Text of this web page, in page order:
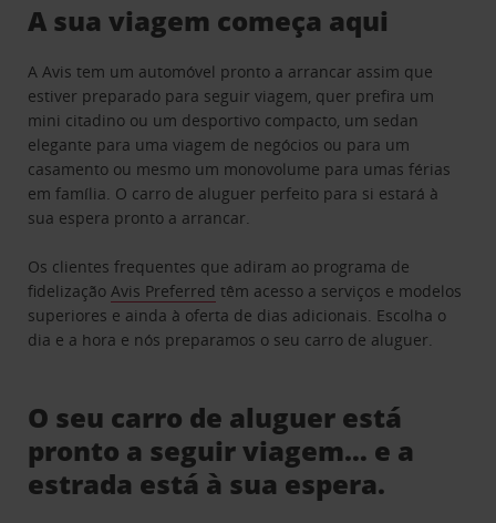
A sua viagem começa aqui
A Avis tem um automóvel pronto a arrancar assim que
estiver preparado para seguir viagem, quer prefira um
mini citadino ou um desportivo compacto, um sedan
elegante para uma viagem de negócios ou para um
casamento ou mesmo um monovolume para umas férias
em família. O carro de aluguer perfeito para si estará à
sua espera pronto a arrancar.
Os clientes frequentes que adiram ao programa de
fidelizaçãoAvis Preferred têm acesso a serviços e modelos
superiores e ainda à oferta de dias adicionais. Escolha o
dia e a hora e nós preparamos o seu carro de aluguer.
O seu carro de aluguer está
pronto a seguir viagem… e a
estrada está à sua espera.